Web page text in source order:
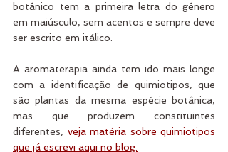
botânico tem a primeira letra do gênero
em maiúsculo, sem acentos e sempre deve
ser escrito em itálico.
A aromaterapia ainda tem ido mais longe
com a identificação de quimiotipos, que
são plantas da mesma espécie botânica,
mas que produzem constituintes
diferentes, veja matéria sobre quimiotipos
que já escrevi aqui no blog.